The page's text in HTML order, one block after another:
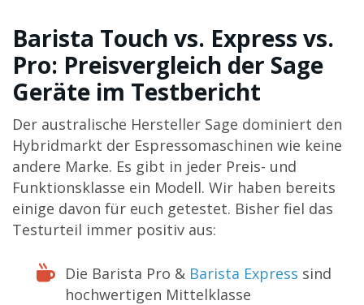
Barista Touch vs. Express vs.
Pro: Preisvergleich der Sage
Geräte im Testbericht
Der australische Hersteller Sage dominiert den
Hybridmarkt der Espressomaschinen wie keine
andere Marke. Es gibt in jeder Preis- und
Funktionsklasse ein Modell. Wir haben bereits
einige davon für euch getestet. Bisher fiel das
Testurteil immer positiv aus:
Die Barista Pro & Barista Express sind
hochwertigen Mittelklasse